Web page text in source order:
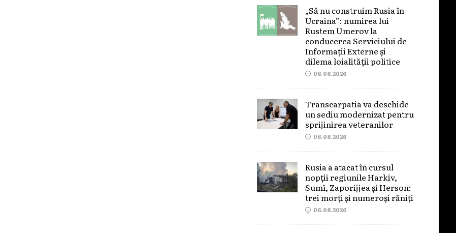
„Să nu construim Rusia în
Ucraina”: numirea lui
Rustem Umerov la
conducerea Serviciului de
Informații Externe și
dilema loialității politice
06.08.2026
Transcarpatia va deschide
un sediu modernizat pentru
sprijinirea veteranilor
06.08.2026
Rusia a atacat în cursul
nopții regiunile Harkiv,
Sumî, Zaporijjea și Herson:
trei morți și numeroși răniți
06.08.2026